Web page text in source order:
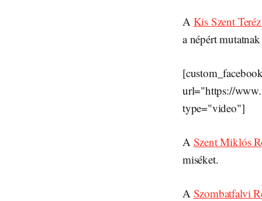
A Kis Szent
a népért
url="https://
type="video"]
A Szent Miklós
miséket.
A Szombatfalvi